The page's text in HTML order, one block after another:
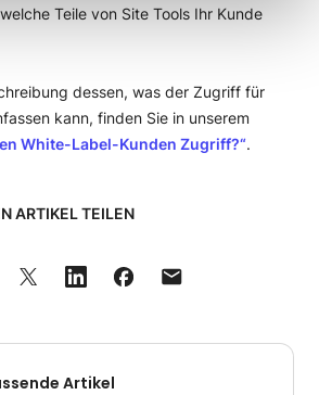
Teile von Site Tools Ihr Kunde
dessen, was der Zugriff für
kann, finden Sie in unserem
White-Label-Kunden Zugriff?“.
ARTIKEL TEILEN
Artikel